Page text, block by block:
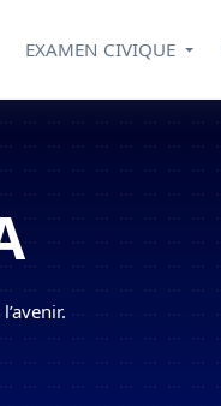
EXAMEN CIVIQUE